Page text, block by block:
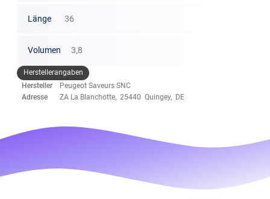
Länge 36
Volumen 3,8
Herstellerangaben
Hersteller
Peugeot Saveurs SNC
Adresse
ZA La Blanchotte, 25440 Quingey, DE